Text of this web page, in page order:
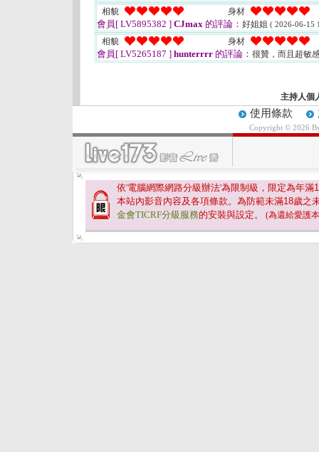
相貌 身材
會員[ LV5895382 ] CJmax 的評論： 好姐姐 ( 2026-06-15
相貌 身材
會員[ LV5265187 ] hunterrrr 的評論： 很贊，而且超敏
主持人個
使用條款
Copyright © 2026
依'電腦網際網路分級辦法'為限制級，限定為年滿
本站內影音內容及各項條款。為防範未滿18歲之
金會TICRF分級服務的安裝與設定。 (為還給愛護